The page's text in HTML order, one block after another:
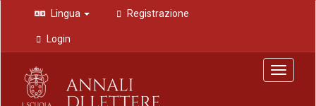
Navigazione
principale
Contenuto
principale
Barra
laterale
Lingua Registrazione
Login
Toggle